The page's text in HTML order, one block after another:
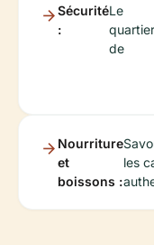
Sécurité
:
Le
quartier
de
Nourriture
et
boissons :
les